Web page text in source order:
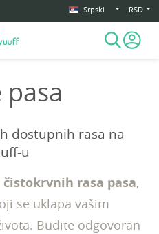
Srpski RSD
pasa
dostupnih rasa na
u
čistokrvnih rasa pasa,
se uklapa vašim
Budite odgovoran